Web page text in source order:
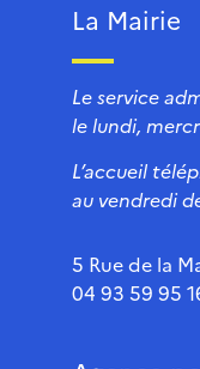
La Mairie
Le service
le lundi,
L’accueil
au vendredi
5 Rue de la
04 93 59 95